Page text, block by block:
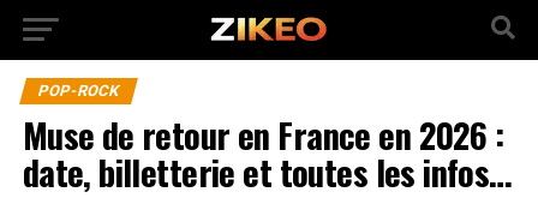
POP-ROCK
Muse de retour en France en 2026 :
date, billetterie et toutes les infos…